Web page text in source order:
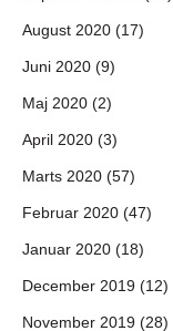
August 2020 (17)
Juni 2020 (9)
Maj 2020 (2)
April 2020 (3)
Marts 2020 (57)
Februar 2020 (47)
Januar 2020 (18)
December 2019 (12)
November 2019 (28)